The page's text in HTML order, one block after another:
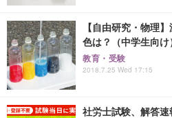
【自由研究・物理
色は？（中学生向け
教育・受験
2018.7.25 Wed 17:15
社労士試験、解答